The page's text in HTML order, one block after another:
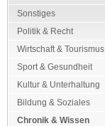
Sonstiges
Politik & Recht
Wirtschaft & Tourismus
Sport & Gesundheit
Kultur & Unterhaltung
Bildung & Soziales
Chronik & Wissen